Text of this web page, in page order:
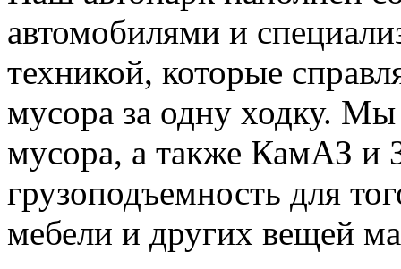
автомобилями и
техникой, которые
мусора за одну ходку. Мы
мусора, а также КамАЗ
грузоподъемность для
мебели и других вещей